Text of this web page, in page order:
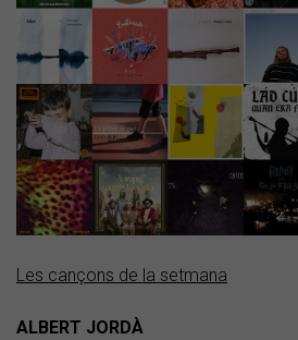
Les cançons de la setmana
ALBERT JORDÀ